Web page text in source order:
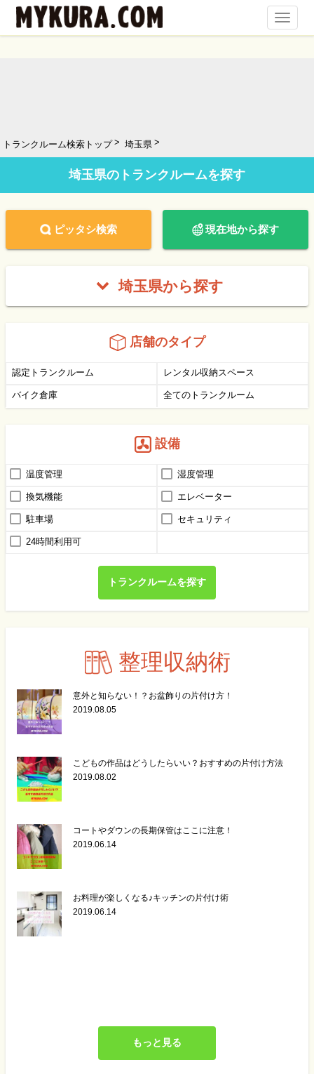
トランクルーム検索トップ 埼玉県
埼玉県のトランクルームを探す
ピッタシ検索 現在地から探す
埼玉県から探す
店舗のタイプ
認定トランクルーム レンタル収納スペース
バイク倉庫 全てのトランクルーム
設備
温度管理 湿度管理
換気機能 エレベーター
駐車場 セキュリティ
24時間利用可
トランクルームを探す
整理収納術
意外と知らない！？お盆飾りの片付け方！
2019.08.05
こどもの作品はどうしたらいい？おすすめの片付け方法
2019.08.02
コートやダウンの長期保管はここに注意！
2019.06.14
お料理が楽しくなる♪キッチンの片付け術
2019.06.14
もっと見る